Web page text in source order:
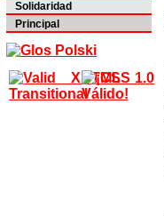
Solidaridad
Principal